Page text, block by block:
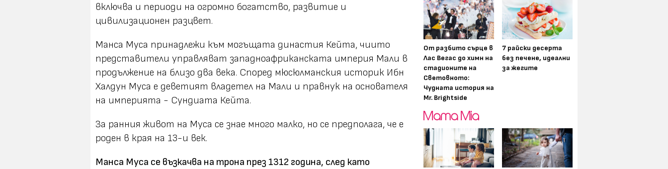
включва и периоди на огромно богатство, развитие и
цивилизационен разцвет.
Манса Муса принадлежи към могъщата династия Кейта, чиито
представители управляват западноафриканската империя Мали в
продължение на близо два века. Според мюсюлманския историк Ибн
Халдун Муса е деветият владетел на Мали и правнук на основателя
на империята - Сундиата Кейта.
За ранния живот на Муса се знае много малко, но се предполага, че е
роден в края на 13-и век.
Манса Муса се възкачва на трона през 1312 година, след като
От разбито сърце в
Лас Вегас до химн на
стадионите на
Световното:
Чудната история на
Mr. Brightside
7 райски десерта
без печене, идеални
за жегите